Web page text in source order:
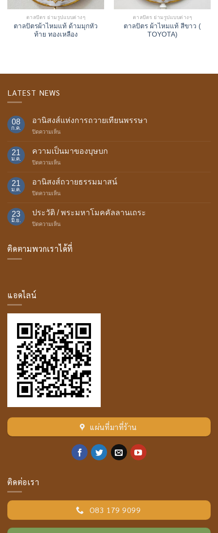
ตาลปัตร ย่ามรูปแบบต่างๆ
ตาลปัตรผ้าไหมแท้ ด้ามมุกหัว
ท้าย ทองเหลือง
ตาลปัตร ย่ามรูปแบบต่างๆ
ตาลปัตร ผ้าไหมแท้ สีขาว (
TOYOTA)
LATEST NEWS
08
ก.ค.
อานิสงส์แห่งการถวายเทียนพรรษา
ปิดความเห็น
ถวาย
พรรษา
21
ม.ค.
ความเป็นมาของบุษบก
ปิดความเห็น
ของ
21
ม.ค.
อานิสงส์ถวายธรรมมาสน์
ปิดความเห็น
ถวาย
มา
23
มิ.ย.
ประวัติ / พระมหาโมคคัลลานเถระ
ปิดความเห็น
พระ
ติดตามพวกเราได้ที่
แอดไลน์
แผ่นที่มาที่ร้าน
ติดต่อเรา
O83 179 9099